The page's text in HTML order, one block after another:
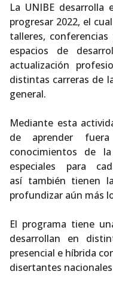
La UNIBE desarrolla
progresar 2022, el
talleres,
espacios de
actualización
distintas carreras de
general.
Mediante esta
de aprender
conocimientos de
especiales para
así también tienen
profundizar aún más
El programa tiene
desarrollan en
presencial e híbrida
disertantes